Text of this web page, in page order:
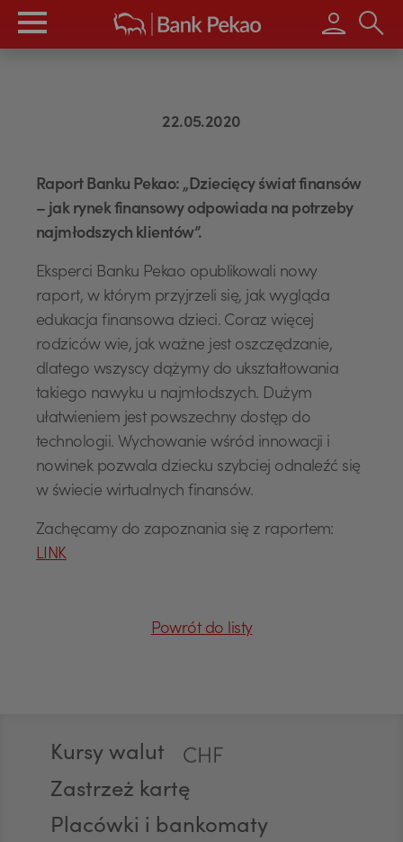
Wpisz
22.05.2020
Raport Banku Pekao: „Dziecięcy świat finansów
– jak rynek finansowy odpowiada na potrzeby
najmłodszych klientów”.
Eksperci Banku Pekao opublikowali nowy
raport, w którym przyjrzeli się, jak wygląda
edukacja finansowa dzieci. Coraz więcej
rodziców wie, jak ważne jest oszczędzanie,
dlatego wszyscy dążymy do ukształtowania
takiego nawyku u najmłodszych. Dużym
ułatwieniem jest powszechny dostęp do
technologii. Wychowanie wśród innowacji i
nowinek pozwala dziecku szybciej odnaleźć się
w świecie wirtualnych finansów.
Zachęcamy do zapoznania się z raportem:
LINK
Powrót do listy
Kursy walut
USD
CHF
AED
Zastrzeż kartę
Placówki i bankomaty